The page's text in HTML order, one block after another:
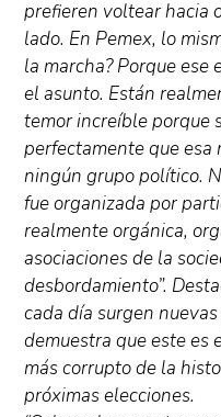
prefieren voltear hacia
lado. En Pemex, lo
la marcha? Porque ese
el asunto. Están
temor increíble porque
perfectamente que esa
ningún grupo político.
fue organizada por
realmente orgánica,
asociaciones de la
desbordamiento”.
cada día surgen
demuestra que este es
más corrupto de la
próximas elecciones.